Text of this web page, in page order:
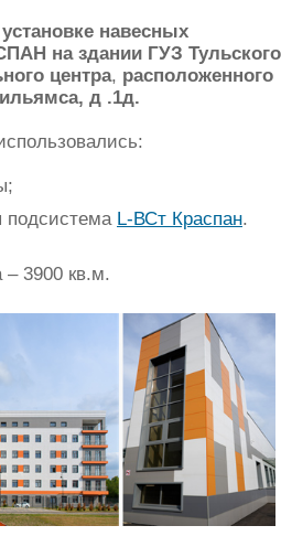
навесных
на здании ГУЗ Тульского
центра, расположенного
д .1д.
подсистема L-ВСт Краспан.
3900 кв.м.